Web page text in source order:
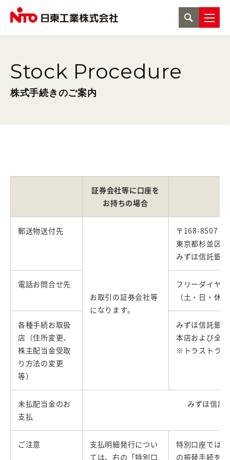
Stock Procedure
株式手続きのご案内
証券会社等に口座を
お持ちの場合
郵送物送付先
お取引の証券会社等
になります。
〒168-8507
東京都杉並区
みずほ信託銀
電話お問合せ先
フリーダイヤ
（土・日・休
各種手続お取扱
店（住所変更、
株主配当金受取
り方法の変更
等）
みずほ信託銀
本店および全
※トラストラウ
未払配当金のお
支払
みずほ信託
ご注意
支払明細発行につい
ては、右の「特別口
特別口座では
の振替手続を